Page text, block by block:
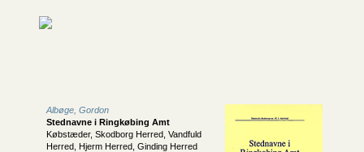
Albøge, Gordon
Stednavne i Ringkøbing Amt
Købstæder, Skodborg Herred, Vandfuld
Herred, Hjerm Herred, Ginding Herred